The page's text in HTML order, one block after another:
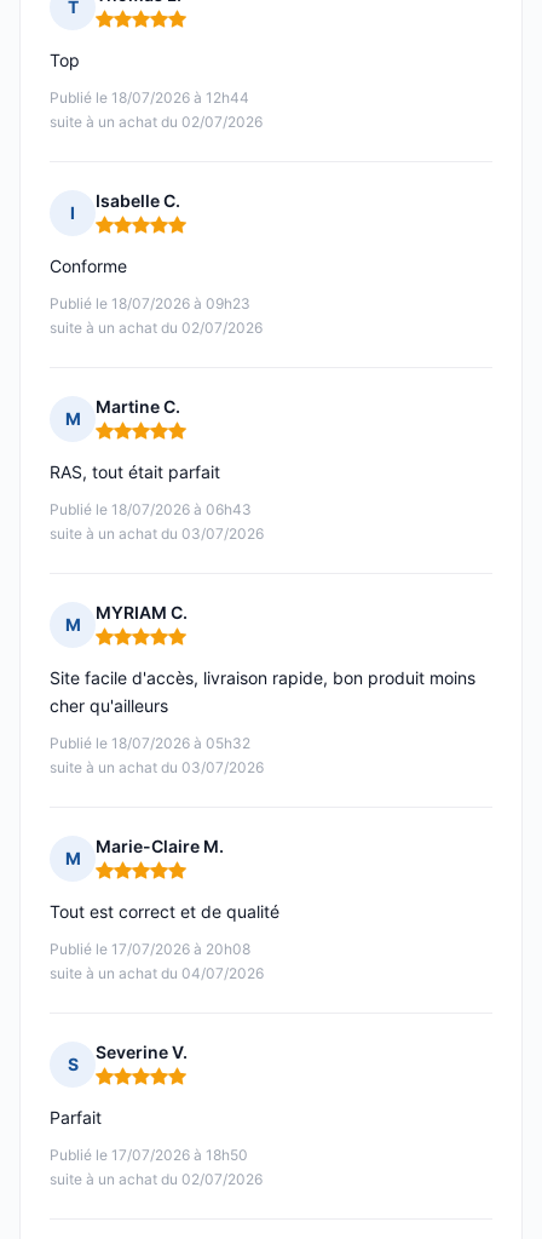
T
Note : 5 sur 5
Publié le 18/07/2026 à 12h44
suite à un achat du 02/07/2026
Top
I
Isabelle C.
Note : 5 sur 5
Publié le 18/07/2026 à 09h23
suite à un achat du 02/07/2026
Conforme
M
Martine C.
Note : 5 sur 5
Publié le 18/07/2026 à 06h43
suite à un achat du 03/07/2026
RAS, tout était parfait
M
MYRIAM C.
Note : 5 sur 5
Publié le 18/07/2026 à 05h32
suite à un achat du 03/07/2026
Site facile d'accès, livraison rapide, bon produit moins
cher qu'ailleurs
M
Marie-Claire M.
Note : 5 sur 5
Publié le 17/07/2026 à 20h08
suite à un achat du 04/07/2026
Tout est correct et de qualité
S
Severine V.
Note : 5 sur 5
Publié le 17/07/2026 à 18h50
suite à un achat du 02/07/2026
Parfait